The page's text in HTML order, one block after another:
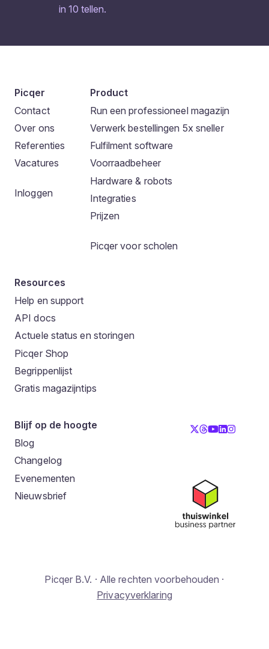
in 10 tellen.
Picqer
Contact
Over ons
Referenties
Vacatures
Inloggen
Product
Run een professioneel magazijn
Verwerk bestellingen 5x sneller
Fulfilment software
Voorraadbeheer
Hardware & robots
Integraties
Prijzen
Picqer voor scholen
Resources
Help en support
API docs
Actuele status en storingen
Picqer Shop
Begrippenlijst
Gratis magazijntips
Blijf op de hoogte
Blog
Changelog
Evenementen
Nieuwsbrief
Picqer B.V. · Alle rechten voorbehouden ·
Privacyverklaring